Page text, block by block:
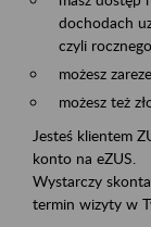
dochodach
czyli
możesz
możesz też
Jesteś klientem
konto na eZUS.
Wystarczy
termin wizyty w